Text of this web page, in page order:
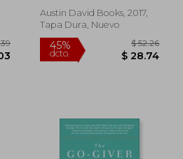
Austin David Books, 2017,
Tapa Dura, Nuevo